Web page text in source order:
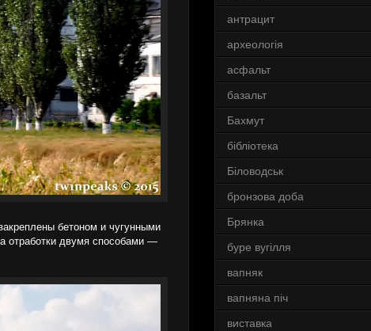
бетоном и чугунными
отработки двумя способами —
антрацит
археологія
асфальт
базальт
Бахмут
бібліотека
Біловодськ
бронзова доба
Брянка
буре вугілля
вапняк
вапняна піч
виставка